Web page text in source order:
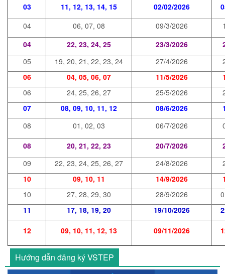
03
11, 12, 13, 14, 15 02/02/2026
04
06, 07, 08 09/3/2026
04
22, 23, 24, 25 23/3/2026
05
19, 20, 21, 22, 23, 24 27/4/2026
06
04, 05, 06, 07 11/5/2026
06
24, 25, 26, 27 25/5/2026
07
08, 09, 10, 11, 12 08/6/2026
08
01, 02, 03 06/7/2026
08
20, 21, 22, 23 20/7/2026
09
22, 23, 24, 25, 26, 27 24/8/2026
10
09, 10, 11 14/9/2026
10
27, 28, 29, 30 28/9/2026
11
17, 18, 19, 20 19/10/2026
12 09, 10, 11, 12, 13 09/11/2026
Hướng dẫn đăng ký VSTEP